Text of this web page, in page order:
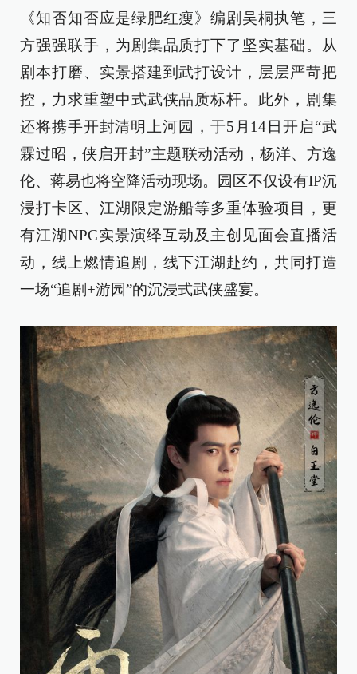
《知否知否应是绿肥红瘦》编剧吴桐执笔，三
方强强联手，为剧集品质打下了坚实基础。从
剧本打磨、实景搭建到武打设计，层层严苛把
控，力求重塑中式武侠品质标杆。此外，剧集
还将携手开封清明上河园，于5月14日开启“武
霖过昭，侠启开封”主题联动活动，杨洋、方逸
伦、蒋易也将空降活动现场。园区不仅设有IP沉
浸打卡区、江湖限定游船等多重体验项目，更
有江湖NPC实景演绎互动及主创见面会直播活
动，线上燃情追剧，线下江湖赴约，共同打造
一场“追剧+游园”的沉浸式武侠盛宴。